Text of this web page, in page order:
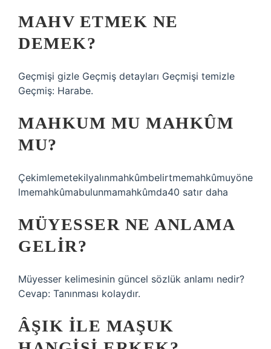
MAHV ETMEK NE
DEMEK?
Geçmişi gizle Geçmiş detayları Geçmişi temizle
Geçmiş: Harabe.
MAHKUM MU MAHKÛM
MU?
Çekimlemetekilyalınmahkûmbelirtmemahkûmuyöne
lmemahkûmabulunmamahkûmda40 satır daha
MÜYESSER NE ANLAMA
GELIR?
Müyesser kelimesinin güncel sözlük anlamı nedir?
Cevap: Tanınması kolaydır.
ÂŞIK ILE MAŞUK